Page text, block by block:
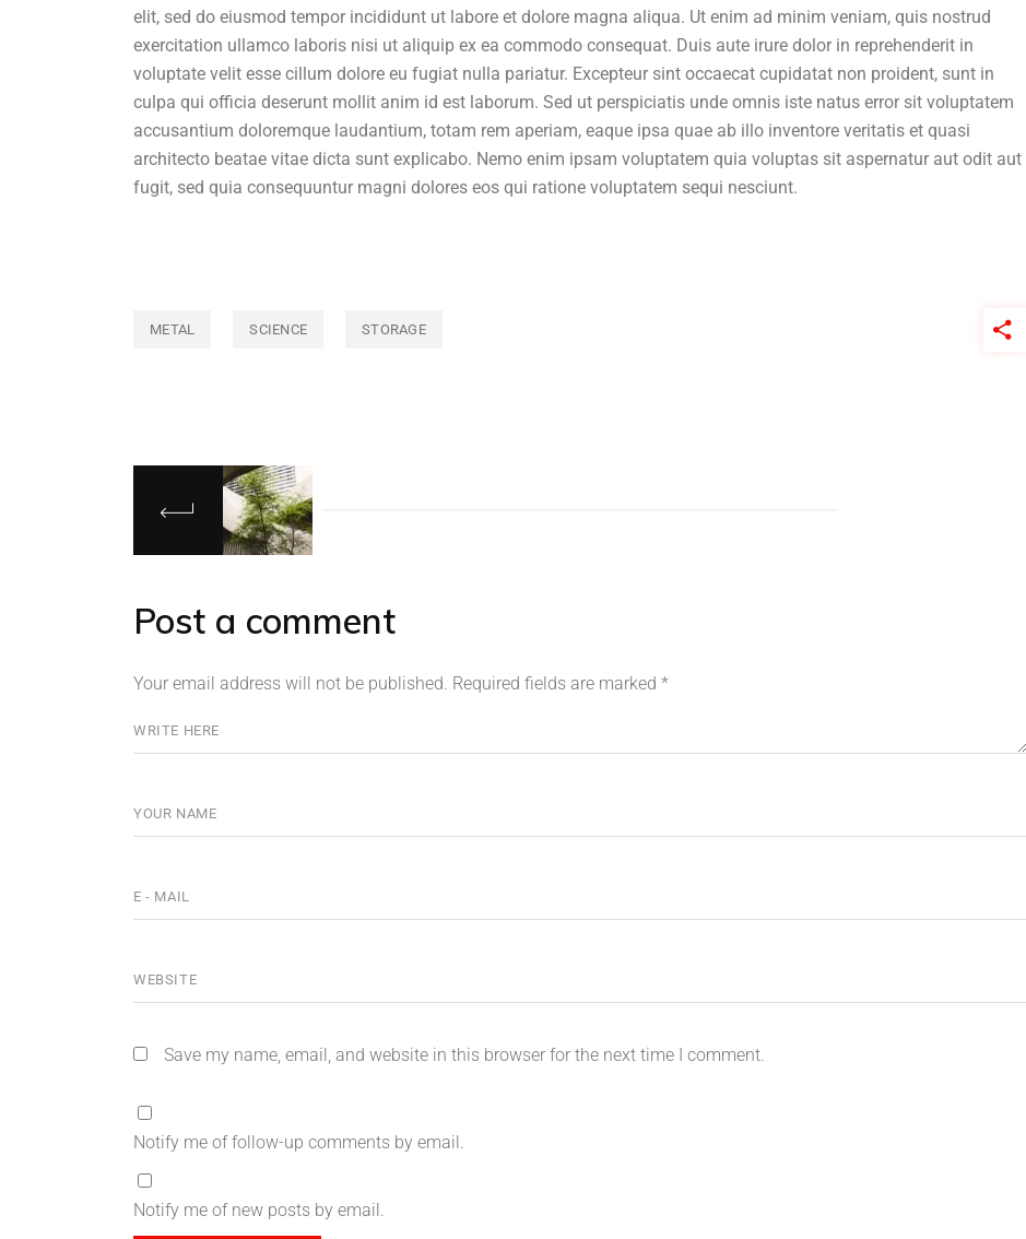
elit, sed do eiusmod tempor incididunt ut labore et dolore magna aliqua. Ut enim ad minim veniam, quis nostrud
exercitation ullamco laboris nisi ut aliquip ex ea commodo consequat. Duis aute irure dolor in reprehenderit in
voluptate velit esse cillum dolore eu fugiat nulla pariatur. Excepteur sint occaecat cupidatat non proident, sunt in
culpa qui officia deserunt mollit anim id est laborum. Sed ut perspiciatis unde omnis iste natus error sit voluptatem
accusantium doloremque laudantium, totam rem aperiam, eaque ipsa quae ab illo inventore veritatis et quasi
architecto beatae vitae dicta sunt explicabo. Nemo enim ipsam voluptatem quia voluptas sit aspernatur aut odit aut
fugit, sed quia consequuntur magni dolores eos qui ratione voluptatem sequi nesciunt.
METAL SCIENCE STORAGE
Post a comment
Your email address will not be published. Required fields are marked *
Save my name, email, and website in this browser for the next time I comment.
Notify me of follow-up comments by email.
Notify me of new posts by email.